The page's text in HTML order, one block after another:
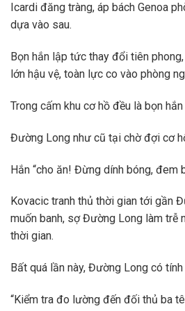
Icardi đăng tràng, áp bách Genoa
dựa vào sau.
Bọn hắn lập tức thay đổi tiên
lớn hậu vệ, toàn lực co vào phòng
Trong cấm khu cơ hồ đều là bọn
Đường Long như cũ tại chờ đợi cơ
Hắn “cho ăn! Đừng dính bóng, đem
Kovacic tranh thủ thời gian tới gần
muốn banh, sợ Đường Long làm trễ
thời gian.
Bất quá lần này, Đường Long có
“Kiểm tra đo lường đến đối thủ ba